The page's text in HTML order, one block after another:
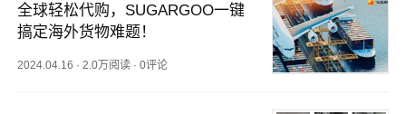
全球轻松代购，SUGARGOO一键
搞定海外货物难题！
2024.04.16 ·2.0万阅读 ·0评论